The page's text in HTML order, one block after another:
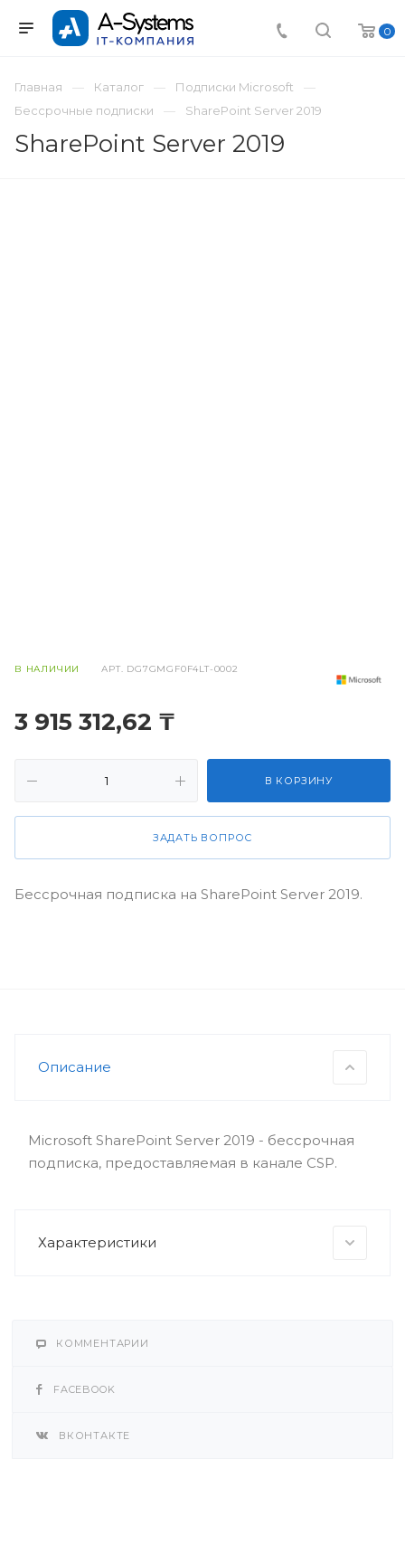
0
Главная Каталог
Подписки Microsoft
Бессрочные подписки
SharePoint Server 2019
SharePoint Server 2019
В НАЛИЧИИ АРТ. DG7GMGF0F4LT-0002
3 915 312,62 ₸
В КОРЗИНУ
ЗАДАТЬ ВОПРОС
Бессрочная подписка на SharePoint Server 2019.
Описание
Microsoft SharePoint Server 2019 - бессрочная
подписка, предоставляемая в канале CSP.
Характеристики
КОММЕНТАРИИ
FACEBOOK
ВКОНТАКТЕ